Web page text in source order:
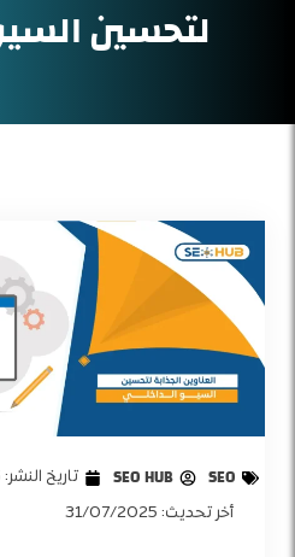
لتحسين
SEO
SEO HUB تاريخ النشر:
أخر تحديث: 31/07/2025